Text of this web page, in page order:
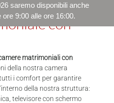
saremo disponibili anche
9:00 alle ore 16:00.
con
matrimoniali con
della nostra camera
i comfort per garantire
della nostra struttura:
televisore con schermo